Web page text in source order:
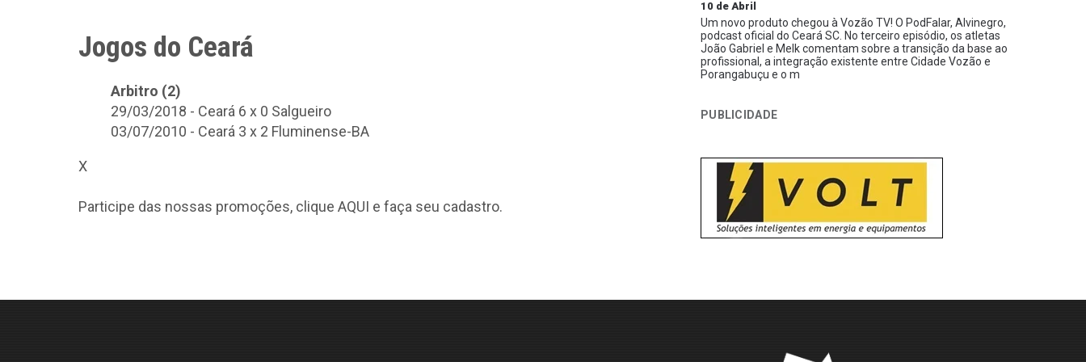
Jogos do Ceará
Arbitro (2)
29/03/2018 - Ceará 6 x 0 Salgueiro
03/07/2010 - Ceará 3 x 2 Fluminense-BA
X
Participe das nossas promoções, clique AQUI e faça seu cadastro.
10 de Abril
Um novo produto chegou à Vozão TV! O PodFalar, Alvinegro,
podcast oficial do Ceará SC. No terceiro episódio, os atletas
João Gabriel e Melk comentam sobre a transição da base ao
profissional, a integração existente entre Cidade Vozão e
Porangabuçu e o m
PUBLICIDADE